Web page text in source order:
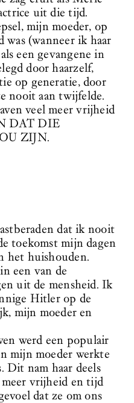
uit die tijd.
mijn moeder, op
(wanneer ik haar
een gevangene in
door haarzelf,
op generatie, door
nooit aan twijfelde.
veel meer vrijheid
DAT DIE
ZIJN.
dat ik nooit
toekomst mijn dagen
het huishouden.
een van de
uit de mensheid. Ik
Hitler op de
mijn moeder en
werd een populair
mijn moeder werkte
Dit nam haar deels
vrijheid en tijd
dat ze om ons